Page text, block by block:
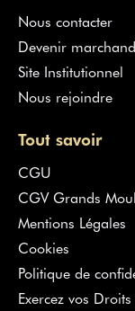
Nous contacter
Devenir marchand
Site Institutionnel
Nous rejoindre
Tout savoir
CGU
CGV Grands
Mentions Légales
Cookies
Politique de
Exercez vos Droits